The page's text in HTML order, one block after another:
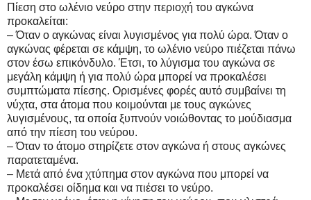
Πίεση στο ωλένιο νεύρο στην περιοχή του αγκώνα
προκαλείται:
– Όταν ο αγκώνας είναι λυγισμένος για πολύ ώρα. Όταν ο
αγκώνας φέρεται σε κάμψη, το ωλένιο νεύρο πιέζεται πάνω
στον έσω επικόνδυλο. Έτσι, το λύγισμα του αγκώνα σε
μεγάλη κάμψη ή για πολύ ώρα μπορεί να προκαλέσει
συμπτώματα πίεσης. Ορισμένες φορές αυτό συμβαίνει τη
νύχτα, στα άτομα που κοιμούνται με τους αγκώνες
λυγισμένους, τα οποία ξυπνούν νοιώθοντας το μούδιασμα
από την πίεση του νεύρου.
– Όταν το άτομο στηρίζετε στον αγκώνα ή στους αγκώνες
παρατεταμένα.
– Μετά από ένα χτύπημα στον αγκώνα που μπορεί να
προκαλέσει οίδημα και να πιέσει το νεύρο.